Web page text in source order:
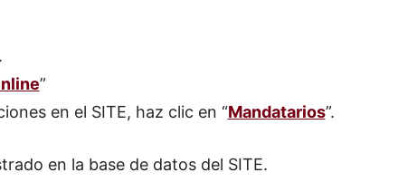
”
en el SITE, haz clic en “Mandatarios”.
en la base de datos del SITE.